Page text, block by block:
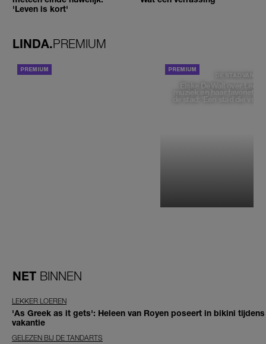
'Leven is kort'
LINDA.PREMIUM
DE STAD VAN
Elske DeWall over
muziek en haar favoriete
de stad: 'Een stad die
NET BINNEN
LEKKER LOEREN
'As Greek as it gets': Heleen van Royen poseert in bikini tijdens
vakantie
GELEZEN BIJ DE TANDARTS